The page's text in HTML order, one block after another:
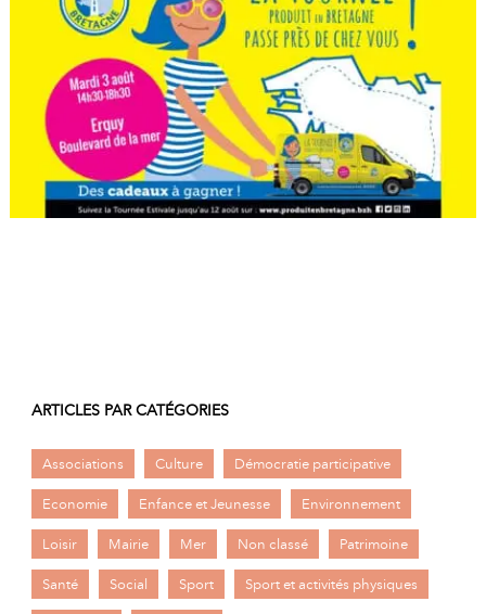
RIE
ARTICLES PAR CATÉGORIES
Associations Culture Démocratie participative
Economie Enfance et Jeunesse Environnement
Loisir Mairie Mer Non classé Patrimoine
Santé Social Sport Sport et activités physiques